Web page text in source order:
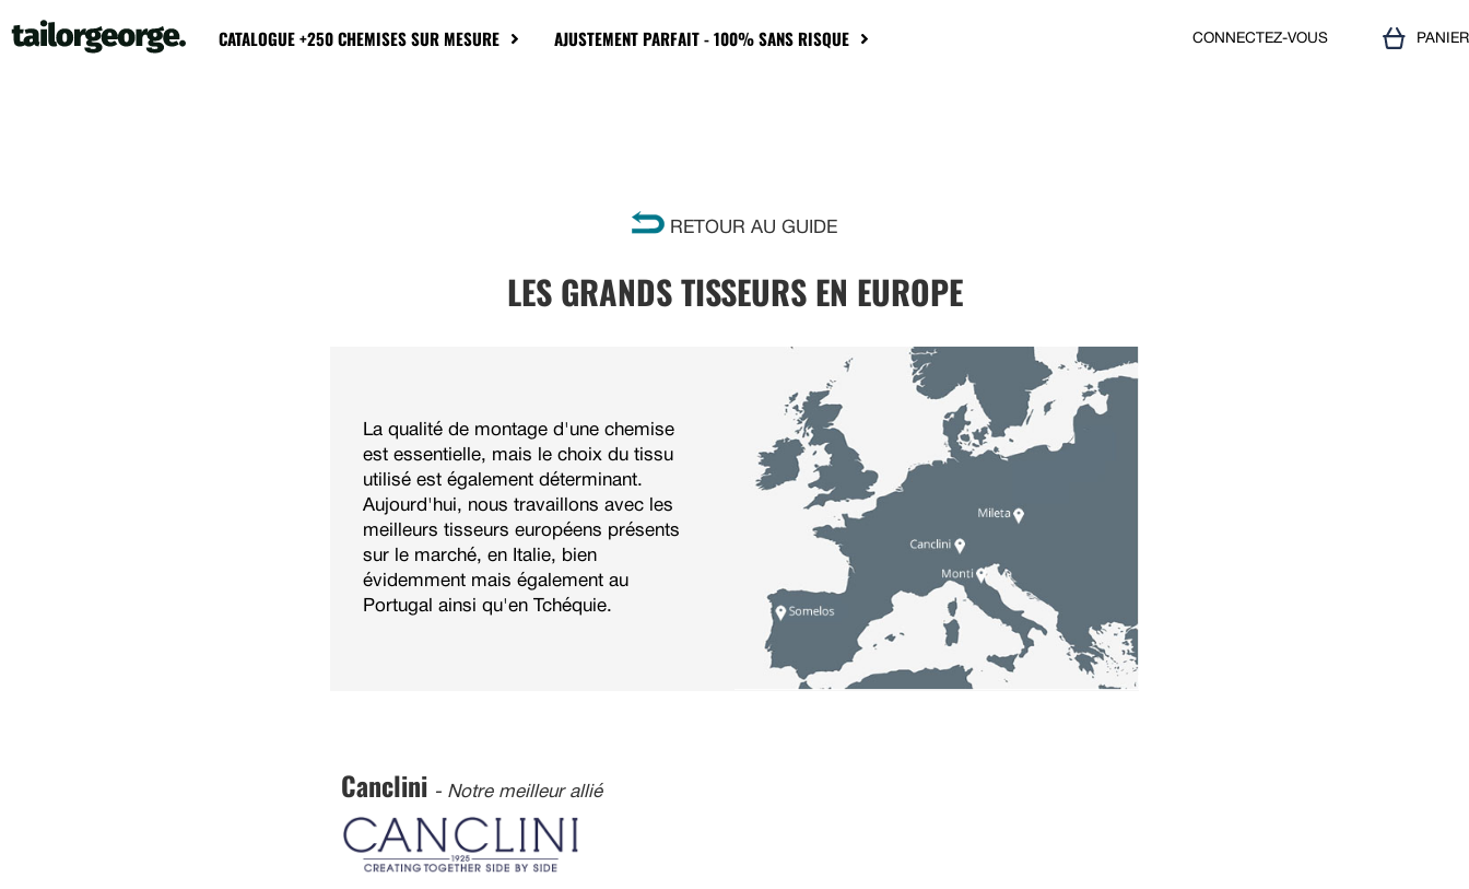
CATALOGUE +250 CHEMISES SUR MESURE AJUSTEMENT PARFAIT - 100% SANS RISQUE CONNECTEZ-VOUS PANIER
RETOUR AU GUIDE
LES GRANDS TISSEURS EN EUROPE
La qualité de montage d'une chemise
est essentielle, mais le choix du tissu
utilisé est également déterminant.
Aujourd'hui, nous travaillons avec les
meilleurs tisseurs européens présents
sur le marché, en Italie, bien
évidemment mais également au
Portugal ainsi qu'en Tchéquie.
Canclini - Notre meilleur allié